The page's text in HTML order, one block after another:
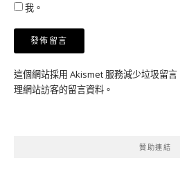
我。
這個網站採用 Akismet 服務減少垃圾留言
理網站訪客的留言資料 。
贊助連結